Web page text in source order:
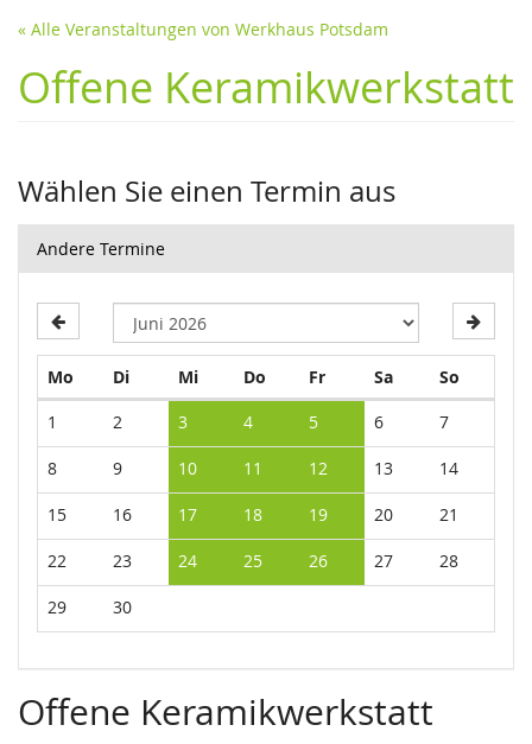
« Alle Veranstaltungen von Werkhaus Potsdam
Offene Keramikwerkstatt
Wählen Sie einen Termin aus
Andere Termine
Mo Montag
DiDienstag
MiMittwoch
Do Donnerstag
FrFreitagSaSamstag
So
1 2 3 4 5 6 7
8 9 10 11 12 13 14
15 16 17 18 19 20 21
22 23 24 25 26 27 28
29 30
Offene Keramikwerkstatt